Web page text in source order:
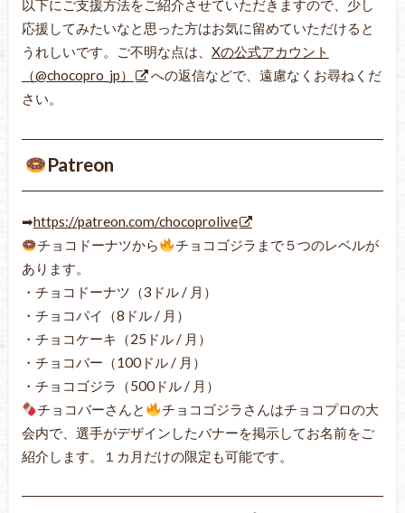
以下にご支援方法をご紹介させていただきますので、少し
応援してみたいなと思った方はお気に留めていただけると
うれしいです。ご不明な点は、 Xの公式アカウント
（@chocopro_jp）
への返信などで、遠慮なくお尋ねくだ
さい。
Patreon
➡https://patreon.com/chocoprolive
チョコドーナツから
チョコゴジラまで５つのレベルが
あります。
・チョコドーナツ（3ドル / 月）
・チョコパイ（8ドル / 月）
・チョコケーキ（25ドル / 月）
・チョコバー（100ドル / 月）
・チョコゴジラ（500ドル / 月）
チョコバーさんと
チョコゴジラさんはチョコプロの大
会内で、選手がデザインしたバナーを掲示してお名前をご
紹介します。１カ月だけの限定も可能です。